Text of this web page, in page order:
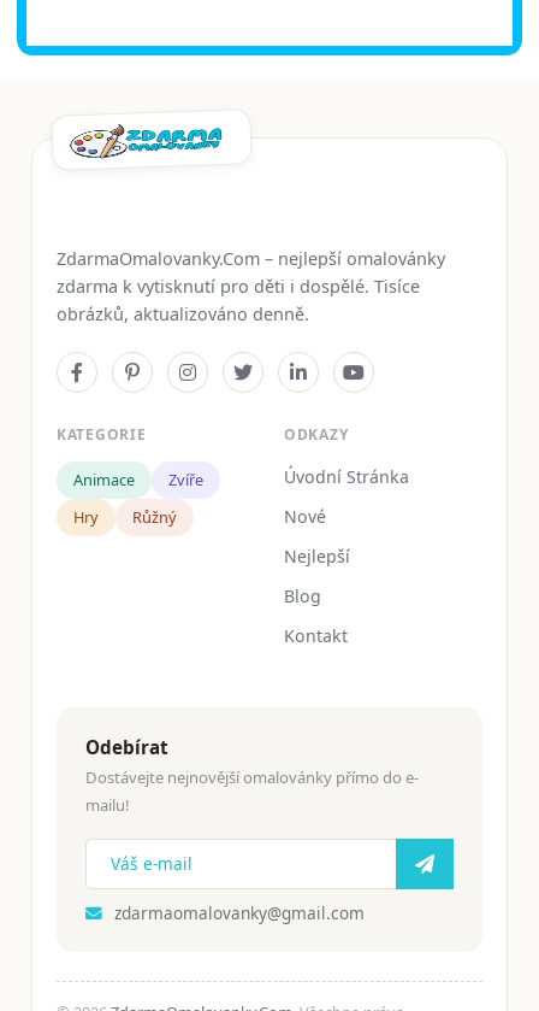
ZdarmaOmalovanky.Com – nejlepší omalovánky
zdarma k vytisknutí pro děti i dospělé. Tisíce
obrázků, aktualizováno denně.
KATEGORIE
Animace
Zvíře
Hry
Růžný
ODKAZY
Úvodní Stránka
Nové
Nejlepší
Blog
Kontakt
Odebírat
Dostávejte nejnovější omalovánky přímo do e-
mailu!
zdarmaomalovanky@gmail.com